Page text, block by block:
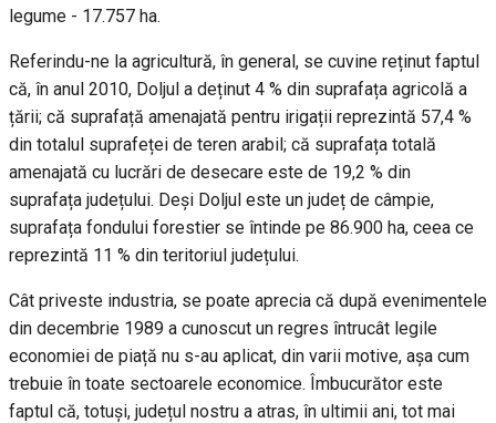
legume - 17.757 ha.
Referindu-ne la agricultură, în general, se cuvine reținut faptul
că, în anul 2010, Doljul a deținut 4 % din suprafața agricolă a
țării; că suprafață amenajată pentru irigații reprezintă 57,4 %
din totalul suprafeței de teren arabil; că suprafața totală
amenajată cu lucrări de desecare este de 19,2 % din
suprafața județului. Deși Doljul este un județ de câmpie,
suprafața fondului forestier se întinde pe 86.900 ha, ceea ce
reprezintă 11 % din teritoriul județului.
Cât priveste industria, se poate aprecia că după evenimentele
din decembrie 1989 a cunoscut un regres întrucât legile
economiei de piață nu s-au aplicat, din varii motive, așa cum
trebuie în toate sectoarele economice. Îmbucurător este
faptul că, totuși, județul nostru a atras, în ultimii ani, tot mai